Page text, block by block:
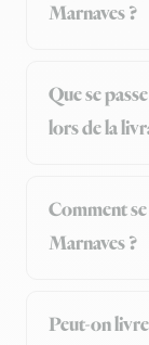
Marnaves ?
Que se
lors de la
Comment
Marnaves ?
Peut-on